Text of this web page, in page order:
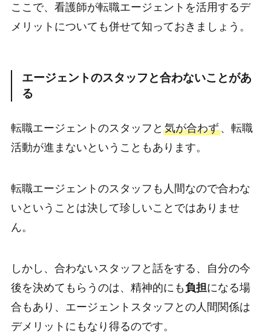
ここで、看護師が転職エージェントを活用するデ
メリットについても併せて知っておきましょう。
エージェントのスタッフと合わないことがあ
る
転職エージェントのスタッフと 気が合わず、転職
活動が進まないということもあります。
転職エージェントのスタッフも人間なので合わな
いということは決して珍しいことではありませ
ん。
しかし、合わないスタッフと話をする、自分の今
後を決めてもらうのは、精神的にも負担になる場
合もあり、エージェントスタッフとの人間関係は
デメリットにもなり得るのです。